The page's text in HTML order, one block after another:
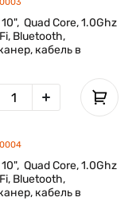
Quad Core, 1.0Ghz
Bluetooth,
кабель в
Quad Core, 1.0Ghz
Bluetooth,
кабель в